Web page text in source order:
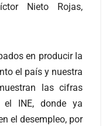
Nieto Rojas,
en producir la
el país y nuestra
las cifras
el INE, donde ya
el desempleo, por